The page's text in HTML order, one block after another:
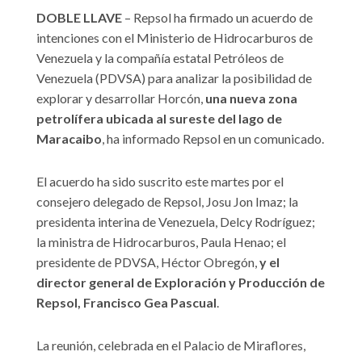
DOBLE LLAVE – Repsol ha firmado un acuerdo de
intenciones con el Ministerio de Hidrocarburos de
Venezuela y la compañía estatal Petróleos de
Venezuela (PDVSA) para analizar la posibilidad de
explorar y desarrollar Horcón, una nueva zona
petrolífera ubicada al sureste del lago de
Maracaibo, ha informado Repsol en un comunicado.
El acuerdo ha sido suscrito este martes por el
consejero delegado de Repsol, Josu Jon Imaz; la
presidenta interina de Venezuela, Delcy Rodríguez;
la ministra de Hidrocarburos, Paula Henao; el
presidente de PDVSA, Héctor Obregón,y el
director general de Exploración y Producción de
Repsol, Francisco Gea Pascual.
La reunión, celebrada en el Palacio de Miraflores,